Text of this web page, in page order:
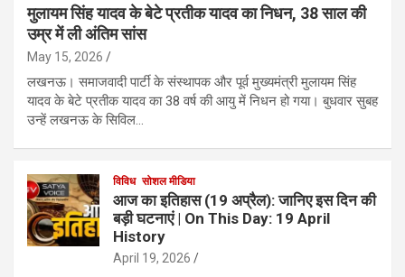
मुलायम सिंह यादव के बेटे प्रतीक यादव का निधन, 38 साल की
उम्र में ली अंतिम सांस
May 15, 2026
लखनऊ। समाजवादी पार्टी के संस्थापक और पूर्व मुख्यमंत्री मुलायम सिंह
यादव के बेटे प्रतीक यादव का 38 वर्ष की आयु में निधन हो गया। बुधवार सुबह
उन्हें लखनऊ के सिविल…
विविध सोशल मीडिया
आज का इतिहास (19 अप्रैल): जानिए इस दिन की
बड़ी घटनाएं | On This Day: 19 April
History
April 19, 2026